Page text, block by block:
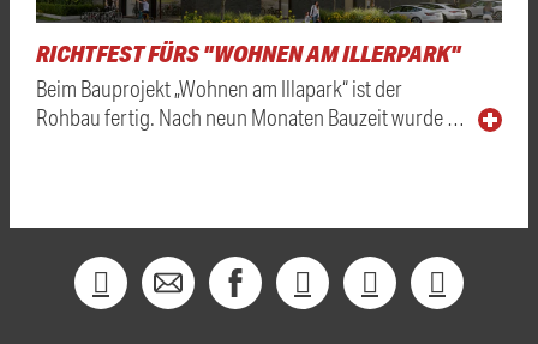
RICHTFEST FÜRS "WOHNEN AM ILLERPARK"
Beim Bauprojekt „Wohnen am Illapark“ ist der
Rohbau fertig. Nach neun Monaten Bauzeit wurde …